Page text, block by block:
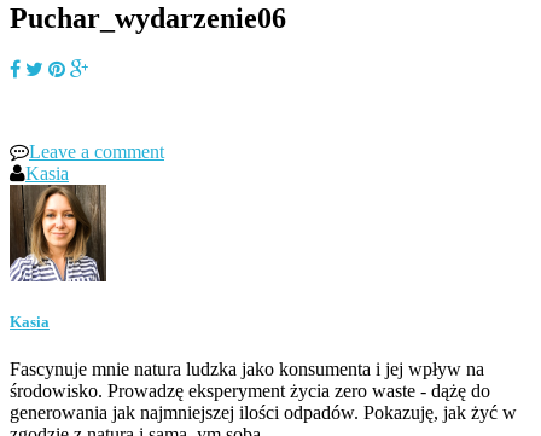
Puchar_wydarzenie06
Leave a comment
Kasia
Kasia
Fascynuje mnie natura ludzka jako konsumenta i jej wpływ na
środowisko. Prowadzę eksperyment życia zero waste - dążę do
generowania jak najmniejszej ilości odpadów. Pokazuję, jak żyć w